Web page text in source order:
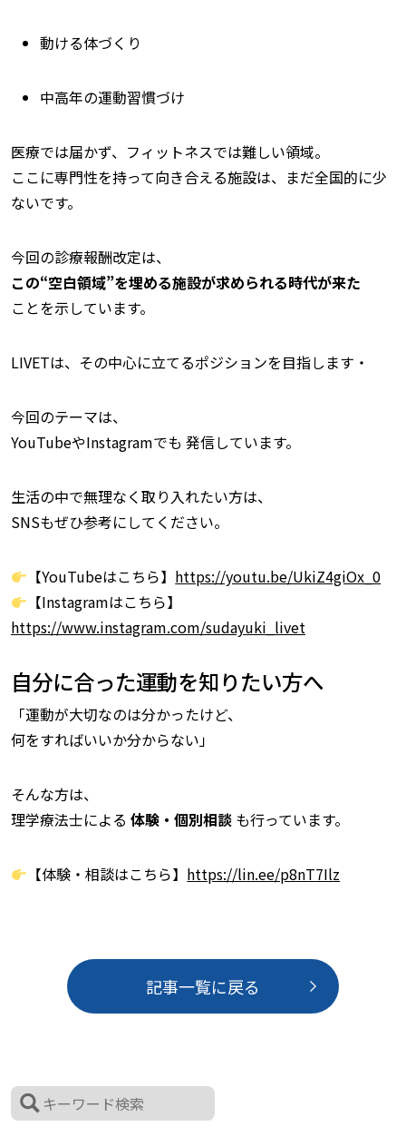
動ける体づくり
中高年の運動習慣づけ
医療では届かず、フィットネスでは難しい領域。
ここに専門性を持って向き合える施設は、まだ全国的に少
ないです。
今回の診療報酬改定は、
この“空白領域”を埋める施設が求められる時代が来た
ことを示しています。
LIVETは、その中心に立てるポジションを目指します・
今回のテーマは、
YouTubeやInstagramでも 発信しています。
生活の中で無理なく取り入れたい方は、
SNSもぜひ参考にしてください。
【YouTubeはこちら】 https://youtu.be/UkiZ4giOx_0
【Instagramはこちら】
https://www.instagram.com/sudayuki_livet
自分に合った運動を知りたい方へ
「運動が大切なのは分かったけど、
何をすればいいか分からない」
そんな方は、
理学療法士による 体験・個別相談 も行っています。
【体験・相談はこちら】 https://lin.ee/p8nT7Ilz
記事一覧に戻る